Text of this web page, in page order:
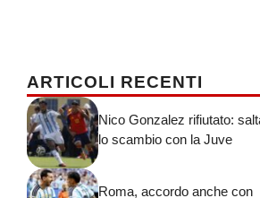
ARTICOLI RECENTI
Nico Gonzalez rifiutato:
lo scambio con la Juve
Roma, accordo anche con